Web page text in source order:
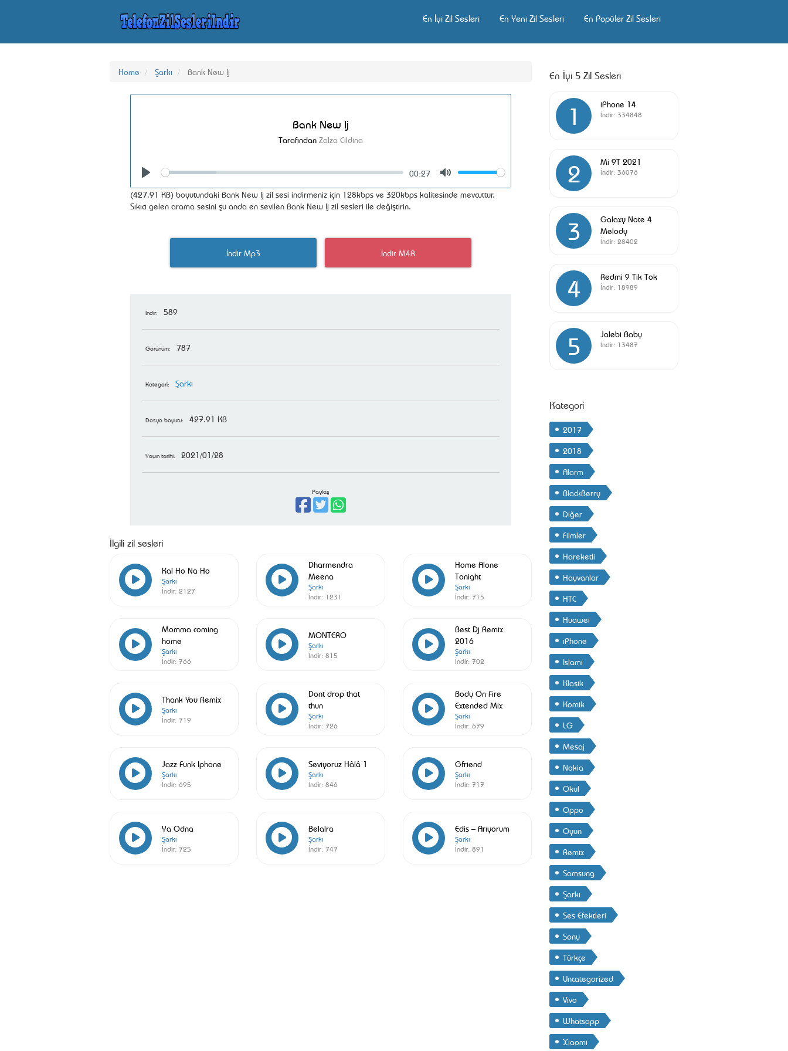
En İyi Zil Sesleri En Yeni Zil Sesleri En Popüler Zil Sesleri
Home Şarkı Bank New Ij
Bank New Ij
Tarafından Zalza Cildina
Seek
00:27
Volume
(427.91 KB) boyutundaki Bank New Ij zil sesi indirmeniz için 128kbps ve 320kbps kalitesinde mevcuttur.
Sıkıcı gelen arama sesini şu anda en sevilen Bank New Ij zil sesleri ile değiştirin.
İndir Mp3 İndir M4R
İndir: 589
Görünüm: 787
Kategori: Şarkı
Dosya boyutu: 427.91 KB
Yayın tarihi: 2021/01/28
Paylaş
İlgili zil sesleri
Kal Ho Na Ho
Şarkı
İndir: 2127
Dharmendra
Meena
Şarkı
İndir: 1231
Home Alone
Tonight
Şarkı
İndir: 715
Momma coming
home
Şarkı
İndir: 766
MONTERO
Şarkı
İndir: 815
Best Dj Remix
2016
Şarkı
İndir: 702
Thank You Remix
Şarkı
İndir: 719
Dont drop that
thun
Şarkı
İndir: 726
Body On Fire
Extended Mix
Şarkı
İndir: 679
Jazz Funk Iphone
Şarkı
İndir: 695
Seviyoruz Hâlâ 1
Şarkı
İndir: 846
Gfriend
Şarkı
İndir: 717
Ya Odna
Şarkı
İndir: 725
Belalra
Şarkı
İndir: 747
Edis – Arıyorum
Şarkı
İndir: 891
En İyi 5 Zil Sesleri
1 iPhone 14
İndir: 334848
2 Mi 9T 2021
İndir: 36076
3
Galaxy Note 4
Melody
İndir: 28402
4 Redmi 9 Tik Tok
İndir: 18989
5 Jalebi Baby
İndir: 13487
Kategori
2017
2018
Alarm
BlackBerry
Diğer
Filmler
Hareketli
Hayvanlar
HTC
Huawei
iPhone
Islami
Klasik
Komik
LG
Mesaj
Nokia
Okul
Oppo
Oyun
Remix
Samsung
Şarkı
Ses Efektleri
Sony
Türkçe
Uncategorized
Vivo
Whatsapp
Xiaomi